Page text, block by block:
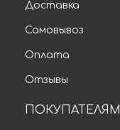
Доставка
Самовывоз
Оплата
Отзывы
ПОКУПАТЕЛЯМ